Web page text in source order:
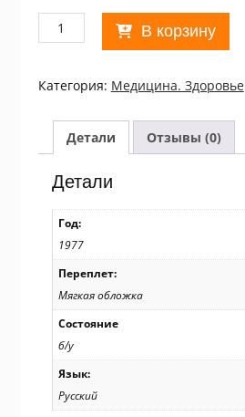
Количество
товара
у
БПВ
В корзину
Категория: Медицина. Здоровье
Детали Отзывы (0)
Детали
Год:
1977
Переплет:
Мягкая обложка
Состояние
б/у
Язык:
Русский